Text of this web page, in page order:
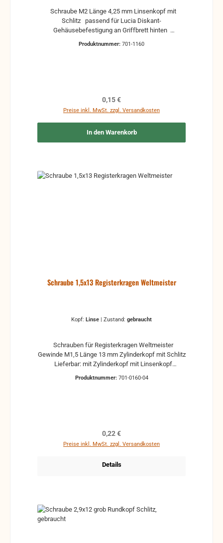
Schlitz passend für Lucia Diskant-
Gehäusebefestigung an Griffbrett hinten
Produktnummer: 701-1160
Regulärer Preis:
0,15 €
Preise inkl. MwSt. zzgl. Versandkosten
In den Warenkorb
Schraube 1,5x13 Registerkragen Weltmeister
Kopf: Linse Zustand: gebraucht
Gewinde M1,5 Länge 13 mm Zylinderkopf mit Schlitz
Produktnummer: 701-0160-04
Regulärer Preis:
0,22 €
Preise inkl. MwSt. zzgl. Versandkosten
Details